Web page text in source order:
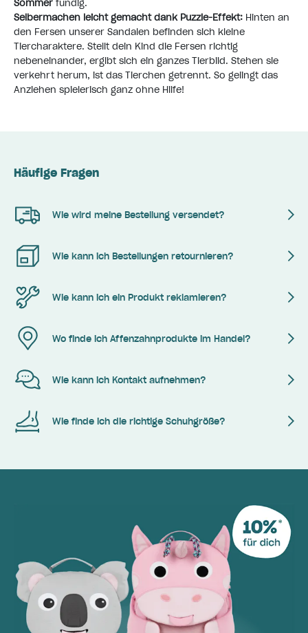
Sommer fündig.
Selbermachen leicht gemacht dank Puzzle-Effekt: Hinten an
den Fersen unserer Sandalen befinden sich kleine
Tiercharaktere. Stellt dein Kind die Fersen richtig
nebeneinander, ergibt sich ein ganzes Tierbild. Stehen sie
verkehrt herum, ist das Tierchen getrennt. So gelingt das
Anziehen spielerisch ganz ohne Hilfe!
Häufige Fragen
Wie wird meine Bestellung versendet?
Wie kann ich Bestellungen retournieren?
Wie kann ich ein Produkt reklamieren?
Wo finde ich Affenzahnprodukte im Handel?
Wie kann ich Kontakt aufnehmen?
Wie finde ich die richtige Schuhgröße?